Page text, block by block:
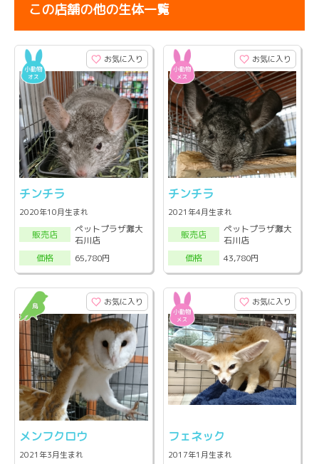
この店舗の他の生体一覧
お気に入り
チンチラ
2020年10月生まれ
販売店
ペットプラザ灘大
石川店
価格
65,780円
お気に入り
チンチラ
2021年4月生まれ
販売店
ペットプラザ灘大
石川店
価格
43,780円
お気に入り
メンフクロウ
2021年3月生まれ
お気に入り
フェネック
2017年1月生まれ